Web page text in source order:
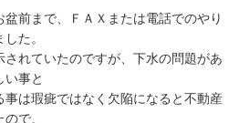
前まで、ＦＡＸまたは電話でのやり
た。
れていたのですが、下水の問題があ
い事と
は瑕疵ではなく欠陥になると不動産
で、